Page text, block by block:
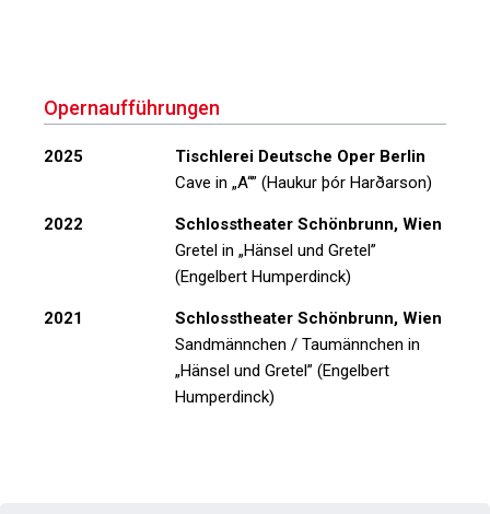
Opernaufführungen
2025
Tischlerei Deutsche Oper Berlin
Cave in „A‘‘” (Haukur þór Harðarson)
2022
Schlosstheater Schönbrunn, Wien
Gretel in „Hänsel und Gretel”
(Engelbert Humperdinck)
2021
Schlosstheater Schönbrunn, Wien
Sandmännchen / Taumännchen in
„Hänsel und Gretel” (Engelbert
Humperdinck)